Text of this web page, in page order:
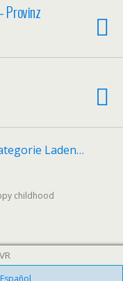
Provinz
Laden…
childhood
Español